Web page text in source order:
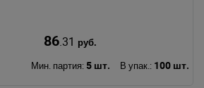
86.31 руб.
Мин. партия: 5 шт. В упак.: 100 шт.